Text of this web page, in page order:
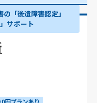
「後遺障害認定」
サポート
円プランあり